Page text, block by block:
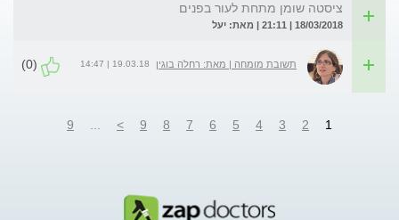
ציסטה שומן מתחת לעור בפנים
18/03/2018 | 21:11 | מאת: יעל
תשובת מומחה | מאת: רחלה בוגין 19.03.18 | 14:47
(0)
1
2
3
4
5
6
7
8
9
>
9